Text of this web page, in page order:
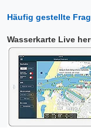
Häufig gestellte
Wasserkarte Live